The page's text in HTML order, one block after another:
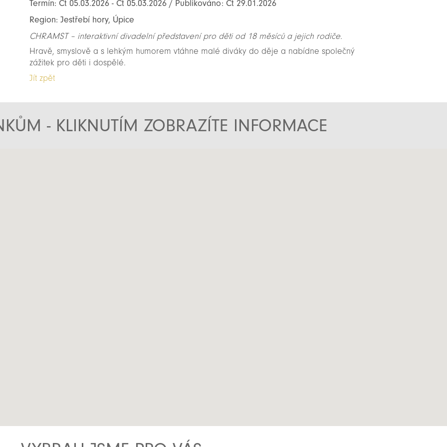
Termín: Čt 05.03.2026 - Čt 05.03.2026 / Publikováno: Čt 29.01.2026
Region: Jestřebí hory, Úpice
CHRAMST – interaktivní divadelní představení pro děti od 18 měsíců a jejich rodiče.
Hravě, smyslově a s lehkým humorem vtáhne malé diváky do děje a nabídne společný
zážitek pro děti i dospělé.
Jít zpět
- KLIKNUTÍM ZOBRAZÍTE INFORMACE